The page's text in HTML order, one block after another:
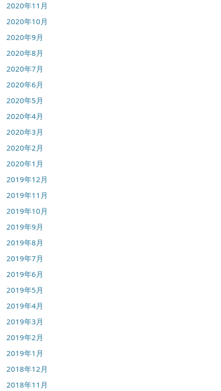
2020年11月
2020年10月
2020年9月
2020年8月
2020年7月
2020年6月
2020年5月
2020年4月
2020年3月
2020年2月
2020年1月
2019年12月
2019年11月
2019年10月
2019年9月
2019年8月
2019年7月
2019年6月
2019年5月
2019年4月
2019年3月
2019年2月
2019年1月
2018年12月
2018年11月